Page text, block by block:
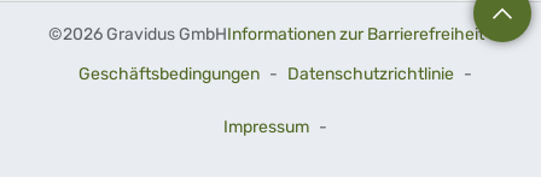
©2026 Gravidus GmbHInformationen zur Barrierefreiheit-
Geschäftsbedingungen - Datenschutzrichtlinie -
Impressum -